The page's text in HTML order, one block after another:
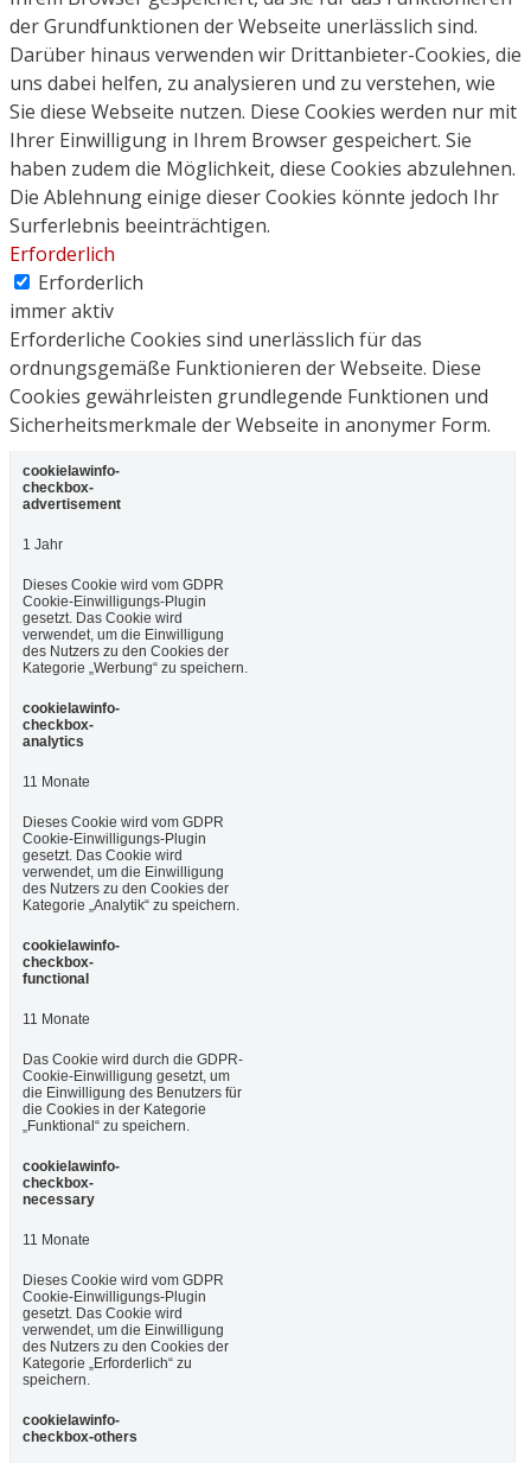
der Grundfunktionen der Webseite unerlässlich sind.
Darüber hinaus verwenden wir Drittanbieter-Cookies, die
uns dabei helfen, zu analysieren und zu verstehen, wie
Sie diese Webseite nutzen. Diese Cookies werden nur mit
Ihrer Einwilligung in Ihrem Browser gespeichert. Sie
haben zudem die Möglichkeit, diese Cookies abzulehnen.
Die Ablehnung einige dieser Cookies könnte jedoch Ihr
Surferlebnis beeinträchtigen.
Erforderlich
Erforderlich
immer aktiv
Erforderliche Cookies sind unerlässlich für das
ordnungsgemäße Funktionieren der Webseite. Diese
Cookies gewährleisten grundlegende Funktionen und
Sicherheitsmerkmale der Webseite in anonymer Form.
cookielawinfo-
checkbox-
advertisement
1 Jahr
Dieses Cookie wird vom GDPR
Cookie-Einwilligungs-Plugin
gesetzt. Das Cookie wird
verwendet, um die Einwilligung
des Nutzers zu den Cookies der
Kategorie „Werbung“ zu speichern.
cookielawinfo-
checkbox-
analytics
11 Monate
Dieses Cookie wird vom GDPR
Cookie-Einwilligungs-Plugin
gesetzt. Das Cookie wird
verwendet, um die Einwilligung
des Nutzers zu den Cookies der
Kategorie „Analytik“ zu speichern.
cookielawinfo-
checkbox-
functional
11 Monate
Das Cookie wird durch die GDPR-
Cookie-Einwilligung gesetzt, um
die Einwilligung des Benutzers für
die Cookies in der Kategorie
„Funktional“ zu speichern.
cookielawinfo-
checkbox-
necessary
11 Monate
Dieses Cookie wird vom GDPR
Cookie-Einwilligungs-Plugin
gesetzt. Das Cookie wird
verwendet, um die Einwilligung
des Nutzers zu den Cookies der
Kategorie „Erforderlich“ zu
speichern.
cookielawinfo-
checkbox-others